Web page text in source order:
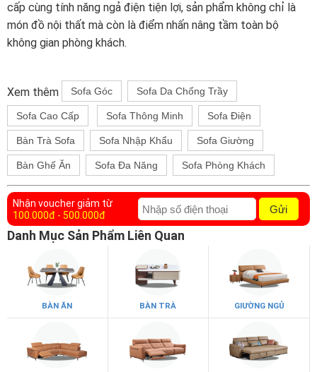
cấp cùng tính năng ngả điện tiện lợi, sản phẩm không chỉ là
món đồ nội thất mà còn là điểm nhấn nâng tầm toàn bộ
không gian phòng khách.
Xem thêm Sofa Góc Sofa Da Chống Trầy
Sofa Cao Cấp Sofa Thông Minh Sofa Điện
Bàn Trà Sofa Sofa Nhập Khẩu Sofa Giường
Bàn Ghế Ăn Sofa Đa Năng Sofa Phòng Khách
Nhận voucher giảm từ
100.000đ - 500.000đ
Gửi
Danh Mục Sản Phẩm Liên Quan
BÀN ĂN BÀN TRÀ GIƯỜNG NGỦ